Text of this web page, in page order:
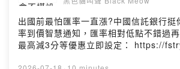
來說說這樣的一則故事。加入會員，支持
https://pegasusmarsha.firstory.io/join
這一集的想法：
https://open.firstory.me/user/
b04vn/comments感謝收聽本頻道所講述
感謝大家的追蹤；YouTube搜尋“黑色貓
出國前最怕匯率一直漲?中國信託銀行挺
率到價智慧通知，匯率相對低點不錯過
最高減3分等優惠立即設定： https://